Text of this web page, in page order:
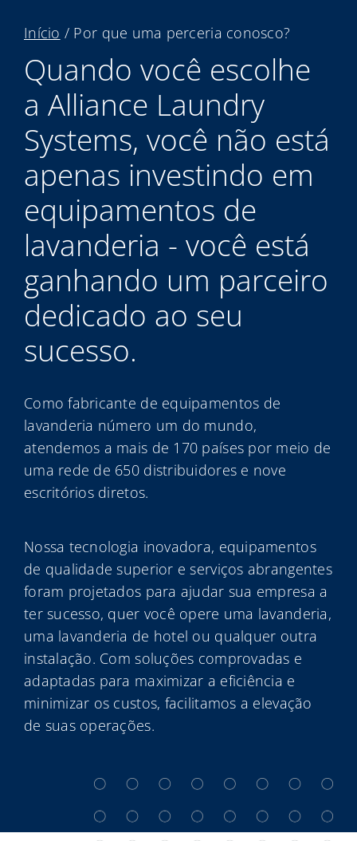
Início / Por que uma perceria conosco?
Quando você escolhe
a Alliance Laundry
Systems, você não está
apenas investindo em
equipamentos de
lavanderia - você está
ganhando um parceiro
dedicado ao seu
sucesso.
Como fabricante de equipamentos de
lavanderia número um do mundo,
atendemos a mais de 170 países por meio de
uma rede de 650 distribuidores e nove
escritórios diretos.
Nossa tecnologia inovadora, equipamentos
de qualidade superior e serviços abrangentes
foram projetados para ajudar sua empresa a
ter sucesso, quer você opere uma lavanderia,
uma lavanderia de hotel ou qualquer outra
instalação. Com soluções comprovadas e
adaptadas para maximizar a eficiência e
minimizar os custos, facilitamos a elevação
de suas operações.